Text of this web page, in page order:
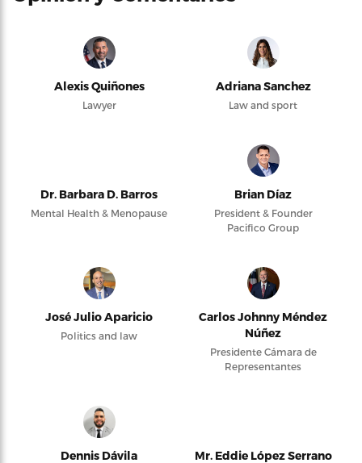
Alexis Quiñones
Lawyer
Adriana Sanchez
Law and sport
Dr. Barbara D. Barros
Mental Health & Menopause
Brian Díaz
President & Founder
Pacifico Group
José Julio Aparicio
Politics and law
Carlos Johnny Méndez
Núñez
Presidente Cámara de
Representantes
Dennis Dávila Mr. Eddie López Serrano